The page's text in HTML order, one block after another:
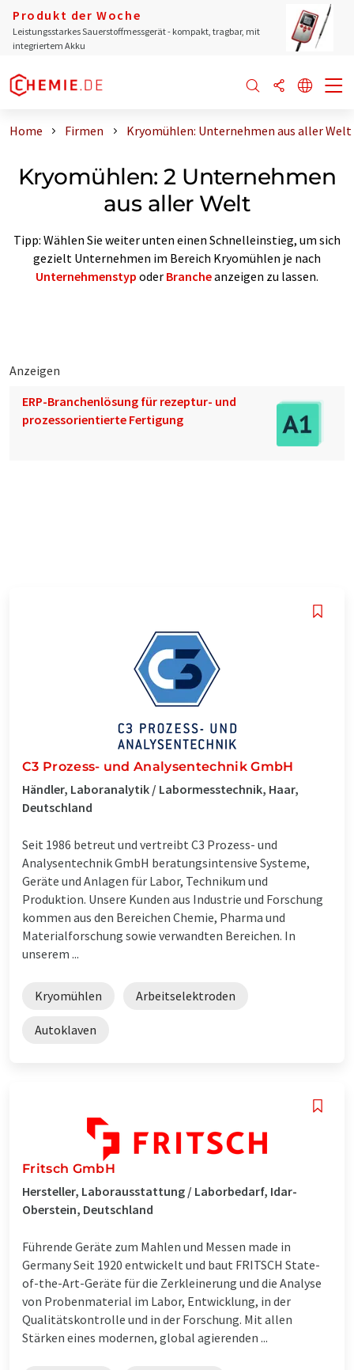
Produkt der Woche
Leistungsstarkes Sauerstoffmessgerät - kompakt, tragbar, mit
integriertem Akku
Home Firmen Kryomühlen: Unternehmen aus aller Welt
Kryomühlen: 2 Unternehmen
aus aller Welt
Tipp: Wählen Sie weiter unten einen Schnelleinstieg, um sich
gezielt Unternehmen im Bereich Kryomühlen je nach
Unternehmenstyp oder Brancheanzeigen zu lassen.
Anzeigen
ERP-Branchenlösung für rezeptur- und
prozessorientierte Fertigung
C3 Prozess- und Analysentechnik GmbH
Händler, Laboranalytik / Labormesstechnik, Haar,
Deutschland
Seit 1986 betreut und vertreibt C3 Prozess- und
Analysentechnik GmbH beratungsintensive Systeme,
Geräte und Anlagen für Labor, Technikum und
Produktion. Unsere Kunden aus Industrie und Forschung
kommen aus den Bereichen Chemie, Pharma und
Materialforschung sowie verwandten Bereichen. In
unserem ...
Kryomühlen Arbeitselektroden
Autoklaven
Fritsch GmbH
Hersteller, Laborausstattung / Laborbedarf, Idar-
Oberstein, Deutschland
Führende Geräte zum Mahlen und Messen made in
Germany Seit 1920 entwickelt und baut FRITSCH State-
of-the-Art-Geräte für die Zerkleinerung und die Analyse
von Probenmaterial im Labor, Entwicklung, in der
Qualitätskontrolle und in der Forschung. Mit allen
Stärken eines modernen, global agierenden ...